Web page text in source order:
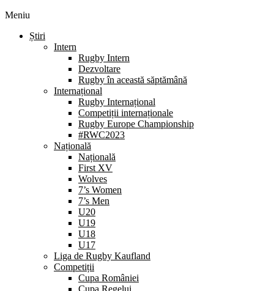
Meniu
Știri
Intern
Rugby Intern
Dezvoltare
Rugby în această săptămână
Internațional
Rugby Internațional
Competiții internaționale
Rugby Europe Championship
#RWC2023
Națională
Națională
First XV
Wolves
7’s Women
7’s Men
U20
U19
U18
U17
Liga de Rugby Kaufland
Competiții
Cupa României
Cupa Regelui